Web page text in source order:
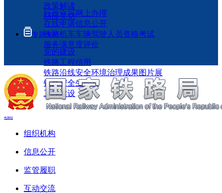
政策解读
回应关切
行政许可网上办理
在线申请信息公开
铁路机车车辆驾驶人员资格考试
服务满意度评价
专题专栏
党的建设
铁路工程信用
铁路沿线安全环境治理成果图片展
铁路安全生产月
工程建设
电脑端
组织机构
信息公开
监管履职
互动交流